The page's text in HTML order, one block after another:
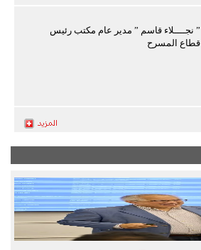
” نجــــلاء قاسم ” مدير عام مكتب رئيس
قطاع المسرح